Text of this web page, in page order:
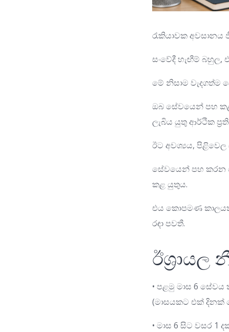
රැකියාවක අවසානය
සංවේදී හැඟීම් බහුල,
මේ නිසාම වැදගත්ම
ඔබ සේවයෙන් පහ
ලැබිය යුතු ආර්ථික
ඊට අවශ්‍යය,
සේවයෙන් පහ කරන
කළ යුතුය.
එය කොපමණ
රඳා පවතී.
• පළමු මාස 6
(මාසයකට එක් දිනක්
• මාස 6 සිට වසර 1